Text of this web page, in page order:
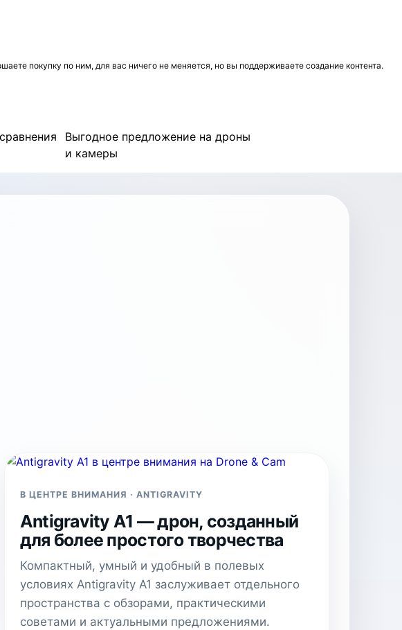
покупку по ним, для вас ничего не меняется, но вы поддерживаете создание контента.
Выгодное предложение на дроны
и камеры
В ЦЕНТРЕ ВНИМАНИЯ · ANTIGRAVITY
Antigravity A1 — дрон, созданный
для более простого творчества
Компактный, умный и удобный в полевых
условиях Antigravity A1 заслуживает отдельного
пространства с обзорами, практическими
советами и актуальными предложениями.